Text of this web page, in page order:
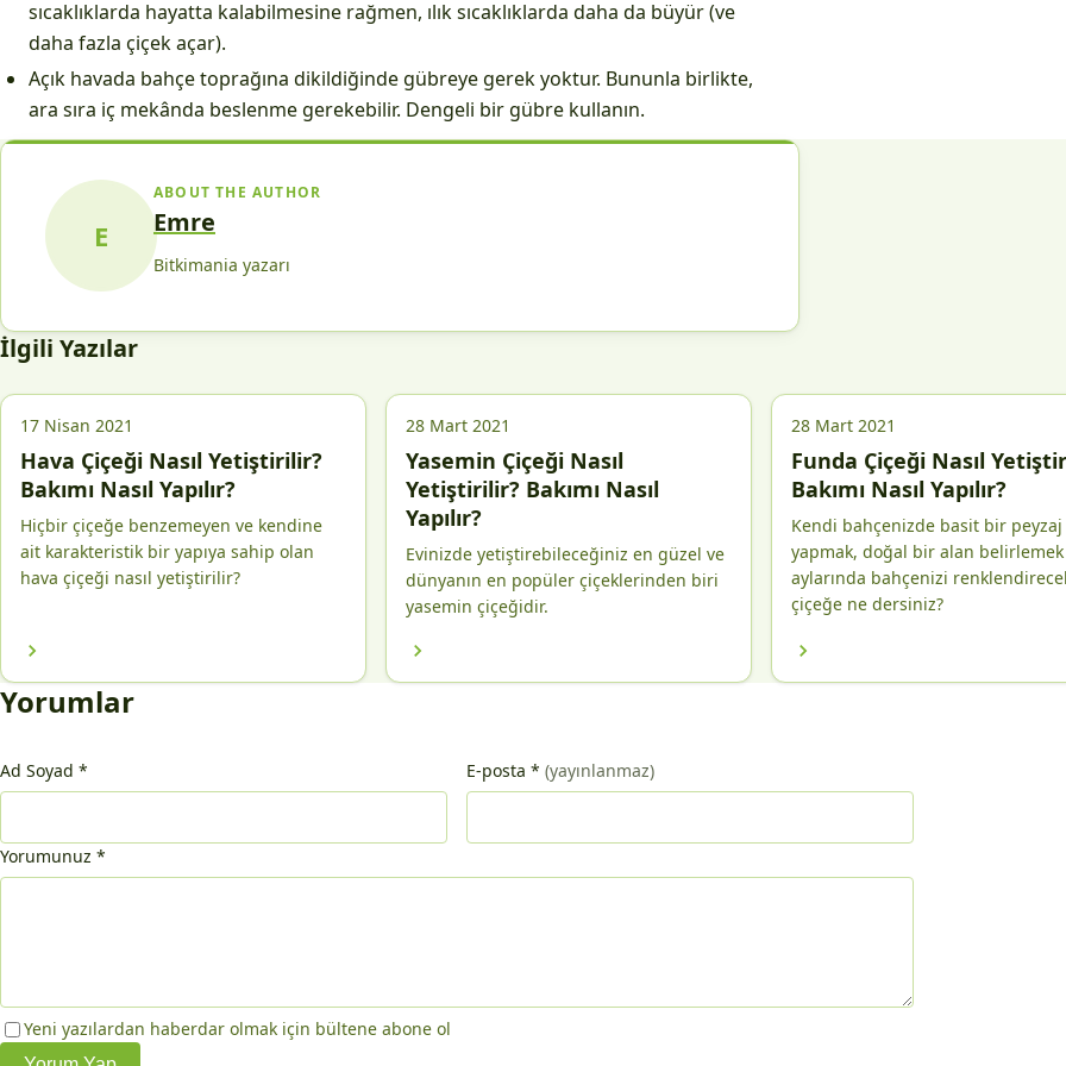
sıcaklıklarda hayatta kalabilmesine rağmen, ılık sıcaklıklarda daha da büyür (ve
daha fazla çiçek açar).
Açık havada bahçe toprağına dikildiğinde gübreye gerek yoktur. Bununla birlikte,
ara sıra iç mekânda beslenme gerekebilir. Dengeli bir gübre kullanın.
E
ABOUT THE AUTHOR
Emre
Bitkimania yazarı
İlgili Yazılar
17 Nisan 2021
Hava Çiçeği Nasıl Yetiştirilir?
Bakımı Nasıl Yapılır?
Hiçbir çiçeğe benzemeyen ve kendine
ait karakteristik bir yapıya sahip olan
hava çiçeği nasıl yetiştirilir?
28 Mart 2021
Yasemin Çiçeği Nasıl
Yetiştirilir? Bakımı Nasıl
Yapılır?
Evinizde yetiştirebileceğiniz en güzel ve
dünyanın en popüler çiçeklerinden biri
yasemin çiçeğidir.
28 Mart 2021
Funda Çiçeği Nasıl
Bakımı Nasıl Yapılır?
Kendi bahçenizde basit bir peyzaj
yapmak, doğal bir alan belirlemek
aylarında bahçenizi
çiçeğe ne dersiniz?
Yorumlar
Ad Soyad * E-posta * (yayınlanmaz)
Yorumunuz *
Yeni yazılardan haberdar olmak için bültene abone ol